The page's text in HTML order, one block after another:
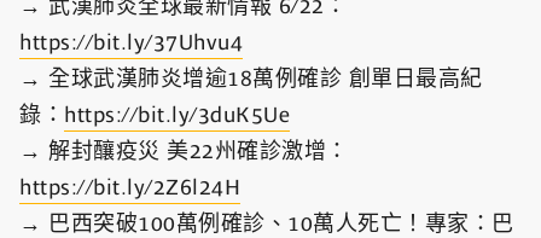
→ 武漢肺炎全球最新情報 6/22：
https://bit.ly/37Uhvu4
→ 全球武漢肺炎增逾18萬例確診 創單日最高紀
錄： https://bit.ly/3duK5Ue
→ 解封釀疫災 美22州確診激增：
https://bit.ly/2Z6l24H
→ 巴西突破100萬例確診、10萬人死亡！專家：巴